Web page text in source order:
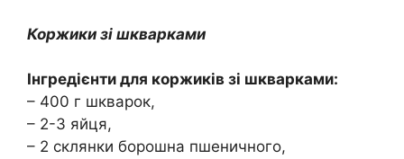
Коржики зі шкварками
Інгредієнти для коржиків зі шкварками:
– 400 г шкварок,
– 2-3 яйця,
– 2 склянки борошна пшеничного,